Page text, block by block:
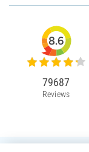
8.6
79687
Reviews